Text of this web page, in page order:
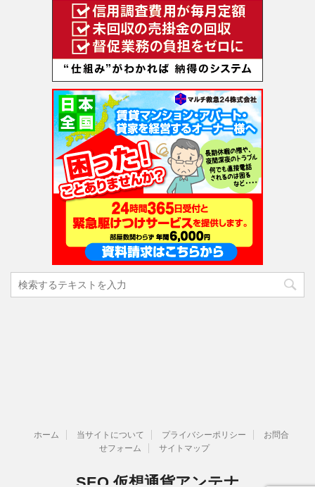
ホーム 当サイトについて プライバシーポリシー
お問合
せフォーム
サイトマップ
SEO 仮想通貨アンテナ